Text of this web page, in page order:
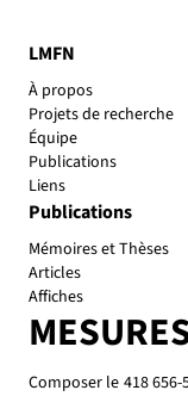
LMFN
À propos
Projets de recherche
Équipe
Publications
Liens
Publications
Mémoires et Thèses
Articles
Affiches
Composer le 418 656-